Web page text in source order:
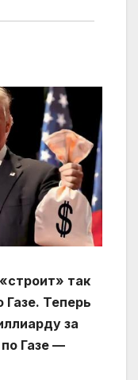
так
Теперь
за
Газе —